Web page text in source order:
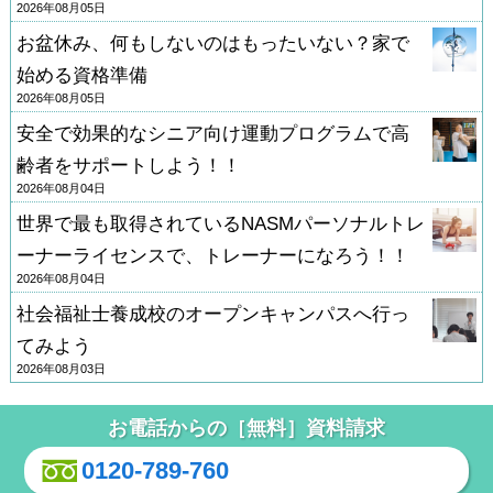
2026年08月05日
お盆休み、何もしないのはもったいない？家で
始める資格準備
2026年08月05日
安全で効果的なシニア向け運動プログラムで高
齢者をサポートしよう！！
2026年08月04日
世界で最も取得されているNASMパーソナルトレ
ーナーライセンスで、トレーナーになろう！！
2026年08月04日
社会福祉士養成校のオープンキャンパスへ行っ
てみよう
2026年08月03日
お電話からの［無料］資料請求
0120-789-760